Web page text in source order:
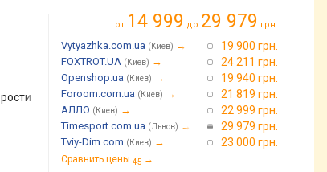
от 14 999 до 29 979 грн.
Vytyazhka.com.ua (Киев) → 19 900 грн.
FOXTROT.UA (Киев) → 24 211 грн.
Openshop.ua (Киев) → 19 940 грн.
Foroom.com.ua (Киев) → 21 819 грн.
АЛЛО (Киев) → 22 999 грн.
Timesport.com.ua (Львов) → 29 979 грн.
Tviy-Dim.com (Киев) → 23 000 грн.
Сравнить цены 45 →